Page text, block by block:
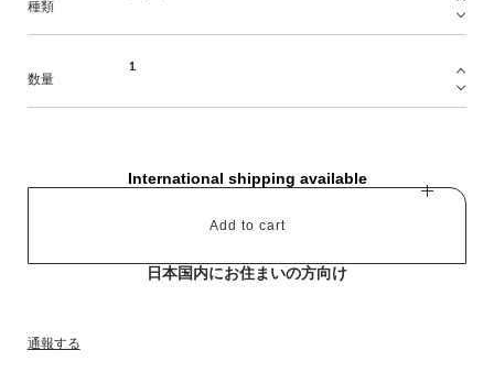
種類
数量
International shipping available
Add to cart
日本国内にお住まいの方向け
通報する